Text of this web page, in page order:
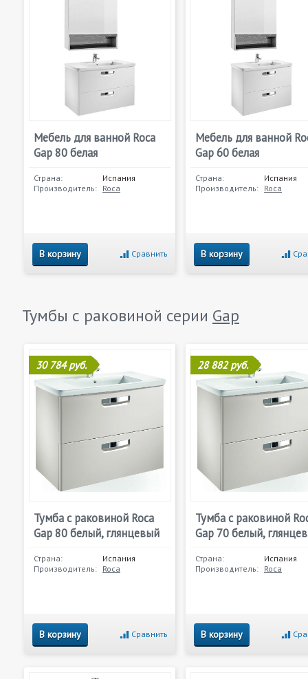
Мебель для ванной Roca
Gap 80 белая
Страна:
Испания
Производитель: Roca
В корзину Сравнить
Мебель для ванной
Gap 60 белая
Страна:
Испания
Производитель: Roca
В корзину
Тумбы с раковиной серии Gap
30 784 руб.
Тумба с раковиной Roca
Gap 80 белый, глянцевый
Страна:
Испания
Производитель: Roca
В корзину Сравнить
28 882 руб.
Тумба с раковиной
Gap 70 белый,
Страна:
Испания
Производитель: Roca
В корзину